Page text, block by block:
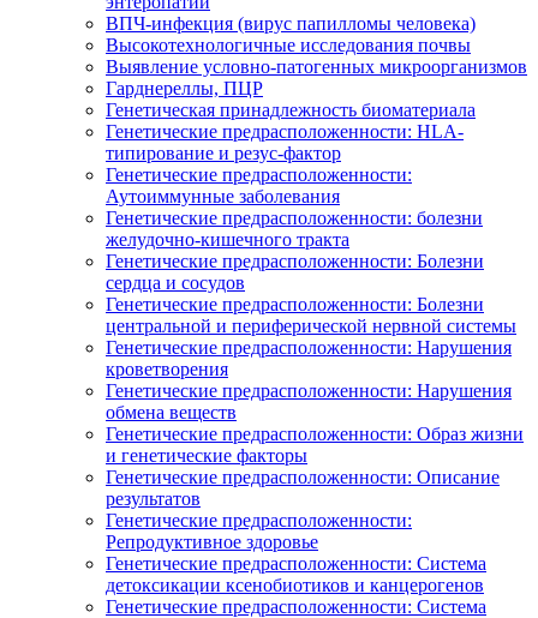
ВПЧ-инфекция (вирус папилломы человека)
Высокотехнологичные исследования почвы
Выявление условно-патогенных микроорганизмов
Гарднереллы, ПЦР
Генетическая принадлежность биоматериала
Генетические предрасположенности: HLA-
типирование и резус-фактор
Генетические предрасположенности:
Аутоиммунные заболевания
Генетические предрасположенности: болезни
желудочно-кишечного тракта
Генетические предрасположенности: Болезни
сердца и сосудов
Генетические предрасположенности: Болезни
центральной и периферической нервной системы
Генетические предрасположенности: Нарушения
кроветворения
Генетические предрасположенности: Нарушения
обмена веществ
Генетические предрасположенности: Образ жизни
и генетические факторы
Генетические предрасположенности: Описание
результатов
Генетические предрасположенности:
Репродуктивное здоровье
Генетические предрасположенности: Система
детоксикации ксенобиотиков и канцерогенов
Генетические предрасположенности: Система